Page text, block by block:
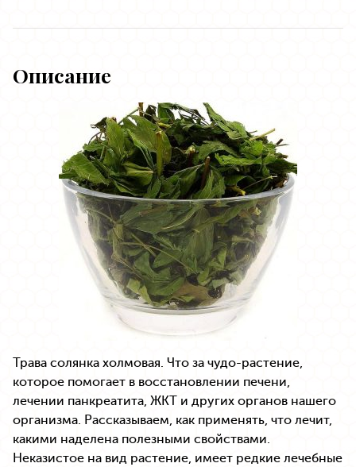
Описание
Трава солянка холмовая. Что за чудо-растение,
которое помогает в восстановлении печени,
лечении панкреатита, ЖКТ и других органов нашего
организма. Рассказываем, как применять, что лечит,
какими наделена полезными свойствами.
Неказистое на вид растение, имеет редкие лечебные